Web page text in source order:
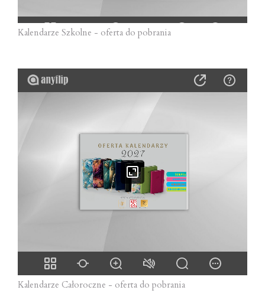
Kalendarze Szkolne - oferta do pobrania
Kalendarze Całoroczne - oferta do pobrania